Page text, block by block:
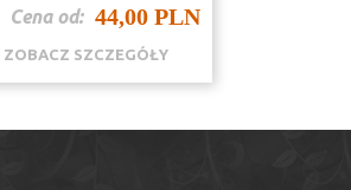
Cena od: 44,00 PLN
ZOBACZ SZCZEGÓŁY